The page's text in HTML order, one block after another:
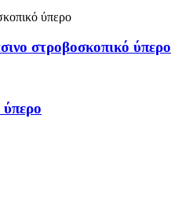
στροβοσκοπικό ύπερο